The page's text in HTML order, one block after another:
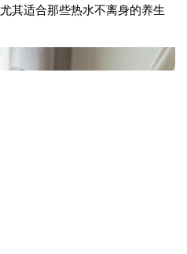
其适合那些热水不离身的养生